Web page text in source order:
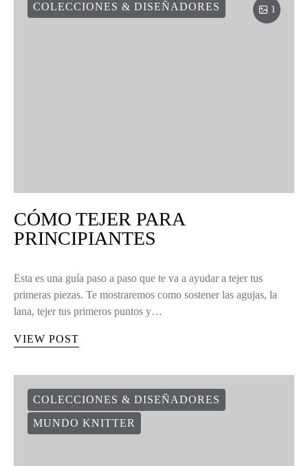
COLECCIONES & DISEÑADORES 1
CÓMO TEJER PARA
PRINCIPIANTES
Esta es una guía paso a paso que te va a ayudar a tejer tus
primeras piezas. Te mostraremos como sostener las agujas, la
lana, tejer tus primeros puntos y…
VIEW POST
COLECCIONES & DISEÑADORES
MUNDO KNITTER